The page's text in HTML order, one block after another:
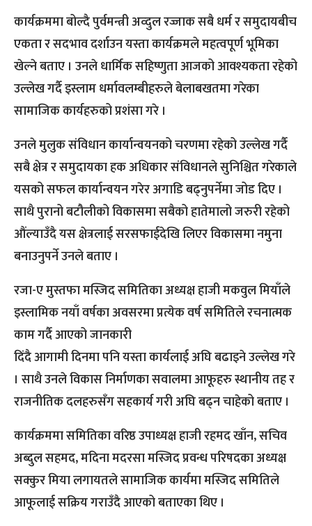
कार्यक्रममा बोल्दै पुर्वमन्त्री अव्दुल रज्जाक सबै धर्म र समुदायबीच
एकता र सदभाव दर्शाउन यस्ता कार्यक्रमले महत्वपूर्ण भूमिका
खेल्ने बताए । उनले धार्मिक सहिष्णुता आजको आवश्यकता रहेको
उल्लेख गर्दै इस्लाम धर्मावलम्बीहरुले बेलाबखतमा गरेका
सामाजिक कार्यहरुको प्रशंसा गरे ।
उनले मुलुक संविधान कार्यान्वयनको चरणमा रहेको उल्लेख गर्दै
सबै क्षेत्र र समुदायका हक अधिकार संविधानले सुनिश्चित गरेकाले
यसको सफल कार्यान्वयन गरेर अगाडि बढ्नुपर्नेमा जोड दिए ।
साथै पुरानो बटौलीको विकासमा सबैको हातेमालो जरुरी रहेको
औंल्याउँदै यस क्षेत्रलाई सरसफाईदेखि लिएर विकासमा नमुना
बनाउनुपर्ने उनले बताए ।
रजा-ए मुस्तफा मस्जिद समितिका अध्यक्ष हाजी मकवुल मियाँले
इस्लामिक नयाँ वर्षका अवसरमा प्रत्येक वर्ष समितिले रचनात्मक
काम गर्दै आएको जानकारी
दिंदै आगामी दिनमा पनि यस्ता कार्यलाई अघि बढाइने उल्लेख गरे
। साथै उनले विकास निर्माणका सवालमा आफूहरु स्थानीय तह र
राजनीतिक दलहरुसँग सहकार्य गरी अघि बढ्न चाहेको बताए ।
कार्यक्रममा समितिका वरिष्ठ उपाध्यक्ष हाजी रहमद खाँन, सचिव
अब्दुल सहमद, मदिना मदरसा मस्जिद प्रवन्ध परिषदका अध्यक्ष
सक्कुर मिया लगायतले सामाजिक कार्यमा मस्जिद समितिले
आफूलाई सक्रिय गराउँदै आएको बताएका थिए ।